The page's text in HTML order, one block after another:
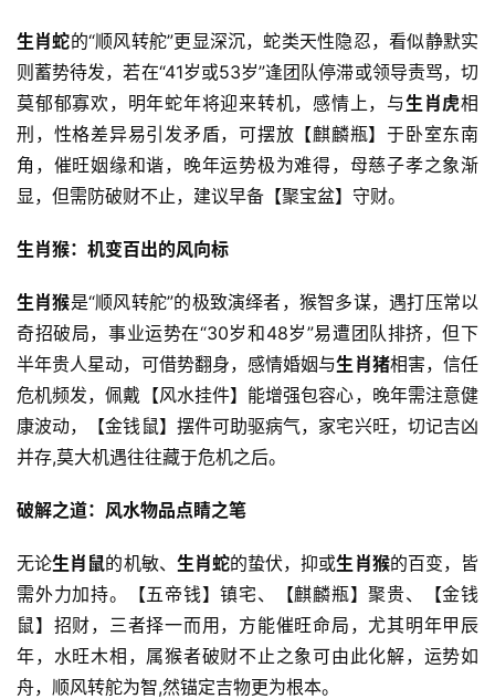
生肖蛇的“顺风转舵”更显深沉，蛇类天性隐忍，看似静默实
则蓄势待发，若在“41岁或53岁”逢团队停滞或领导责骂，切
莫郁郁寡欢，明年蛇年将迎来转机，感情上，与生肖虎相
刑，性格差异易引发矛盾，可摆放【麒麟瓶】于卧室东南
角，催旺姻缘和谐，晚年运势极为难得，母慈子孝之象渐
显，但需防破财不止，建议早备【聚宝盆】守财。
生肖猴：机变百出的风向标
生肖猴是“顺风转舵”的极致演绎者，猴智多谋，遇打压常以
奇招破局，事业运势在“30岁和48岁”易遭团队排挤，但下
半年贵人星动，可借势翻身，感情婚姻与生肖猪相害，信任
危机频发，佩戴【风水挂件】能增强包容心，晚年需注意健
康波动，【金钱鼠】摆件可助驱病气，家宅兴旺，切记吉凶
并存,莫大机遇往往藏于危机之后。
破解之道：风水物品点睛之笔
无论生肖鼠的机敏、 生肖蛇的蛰伏，抑或生肖猴的百变，皆
需外力加持。【五帝钱】镇宅、【麒麟瓶】聚贵、【金钱
鼠】招财，三者择一而用，方能催旺命局，尤其明年甲辰
年，水旺木相，属猴者破财不止之象可由此化解，运势如
舟，顺风转舵为智,然锚定吉物更为根本。